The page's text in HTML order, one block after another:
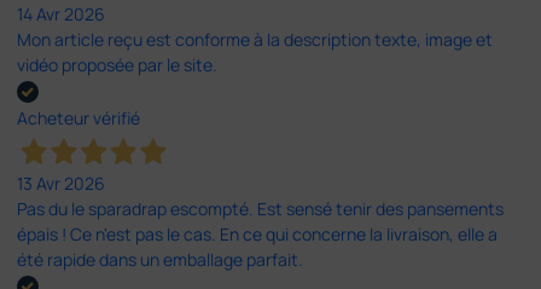
14 Avr 2026
Mon article reçu est conforme à la description texte, image et
vidéo proposée par le site.
Acheteur vérifié
13 Avr 2026
Pas du le sparadrap escompté. Est sensé tenir des pansements
épais ! Ce n'est pas le cas. En ce qui concerne la livraison, elle a
été rapide dans un emballage parfait.